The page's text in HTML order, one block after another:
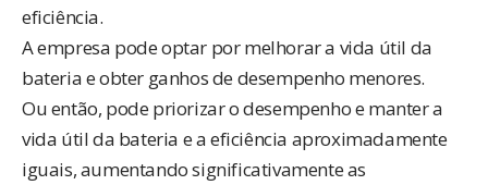
eficiência.
A empresa pode optar por melhorar a vida útil da
bateria e obter ganhos de desempenho menores.
Ou então, pode priorizar o desempenho e manter a
vida útil da bateria e a eficiência aproximadamente
iguais, aumentando significativamente as